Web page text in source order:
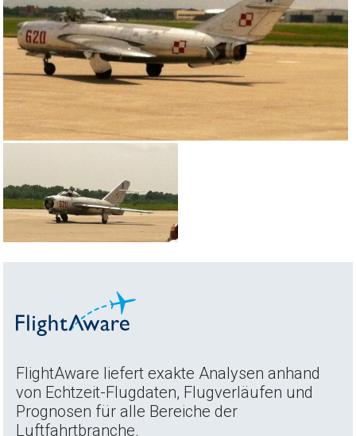
FlightAware liefert exakte Analysen anhand
von Echtzeit-Flugdaten, Flugverläufen und
Prognosen für alle Bereiche der
Luftfahrtbranche.